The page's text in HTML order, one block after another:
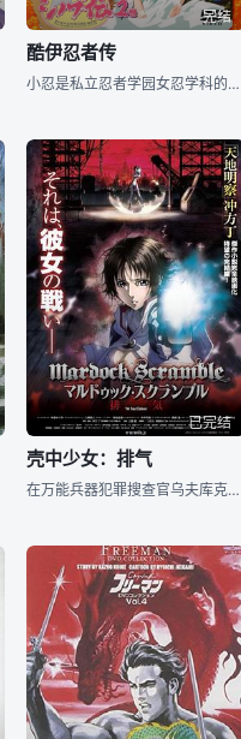
完结
酷伊忍者传
小忍是私立忍者学园女忍学科的女学生。忍者学园是一所专门培养忍者的秘密学校，禁止外部人员进出。小忍在这里以成为出色的正义忍者为目标，日以继夜的修炼，但是对于到底什么是忍者还并不了解。某天，小忍参加了测试
已完结
壳中少女：排气
在万能兵器犯罪搜查官乌夫库克博士（八岛智人 配音）的协助下，潜入奢华无比但凶险非常的赌场“乐园”的少女露恩·芭洛特（林原惠美 配音）经过连番赌局，终于挫败技术高潮的装甲艾许雷，在筹码上百万美金的赌